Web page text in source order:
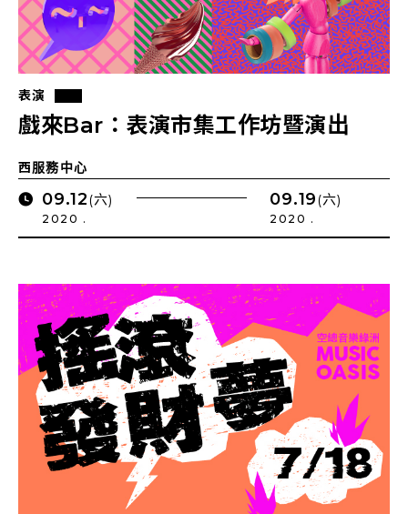
表演
戲來Bar：表演市集工作坊暨演出
西服務中心
09.12(六)
2020 .
09.19(六)
2020 .